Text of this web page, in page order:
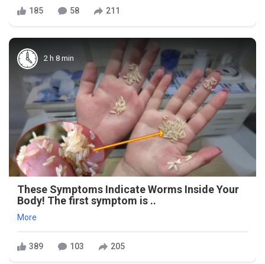
185 58 211
2 h 8 min
These Symptoms Indicate Worms Inside Your
Body! The first symptom is ..
More
389 103 205